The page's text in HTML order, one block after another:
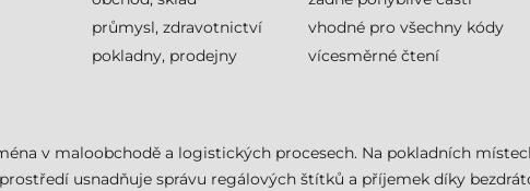
průmysl, zdravotnictví vhodné pro všechny kódy
pokladny, prodejny vícesměrné čtení
v maloobchodě a logistických procesech. Na pokladních
usnadňuje správu regálových štítků a příjemek díky